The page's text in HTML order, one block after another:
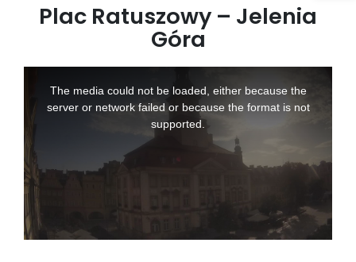
Plac Ratuszowy – Jelenia
Góra